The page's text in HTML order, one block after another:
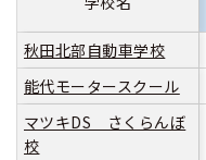
普通二種
受験資格特例教習
お気に入りの教習所
保護者の方へ
合宿に関わる料金につ
合宿費用のお支払い
大型免許体験記
全国の運転免許試験場
本免学科試験問題に挑戦
参加規定
特定商取引法に基づく
秋田北部自動車学校
能代モータースクール
マツキDS さくらんぼ
校